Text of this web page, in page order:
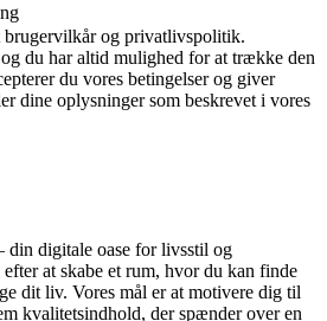
brugervilkår og privatlivspolitik.
du har altid mulighed for at trække den
du vores betingelser og giver
dine oplysninger som beskrevet i vores
digitale oase for livsstil og
at skabe et rum, hvor du kan finde
dit liv. Vores mål er at motivere dig til
kvalitetsindhold, der spænder over en